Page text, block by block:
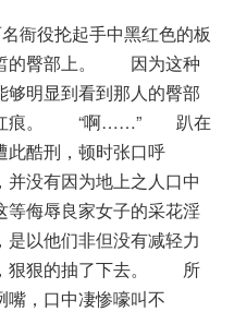
衙役抡起手中黑红色的板
臀部上。　　因为这种
明显到看到那人的臀部
痕。　　“啊……”　　趴在
此酷刑，顿时张口呼
没有因为地上之人口中
等侮辱良家女子的采花淫
以他们非但没有减轻力
狠狠的抽了下去。　　所
嘴，口中凄惨嚎叫不